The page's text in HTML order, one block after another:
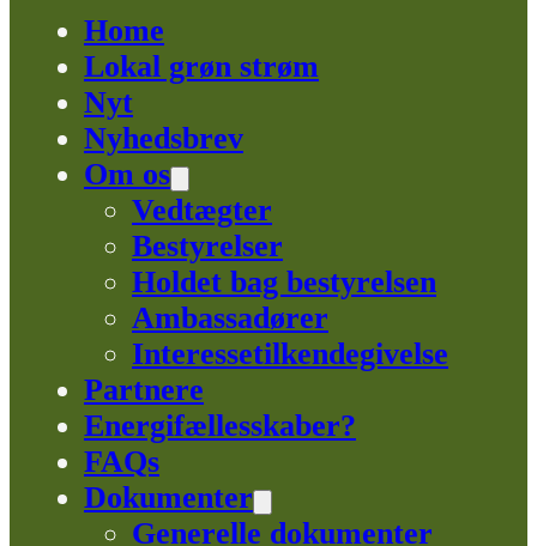
Home
Lokal grøn strøm
Nyt
Nyhedsbrev
Om os
Vedtægter
Bestyrelser
Holdet bag bestyrelsen
Ambassadører
Interessetilkendegivelse
Partnere
Energifællesskaber?
FAQs
Dokumenter
Generelle dokumenter